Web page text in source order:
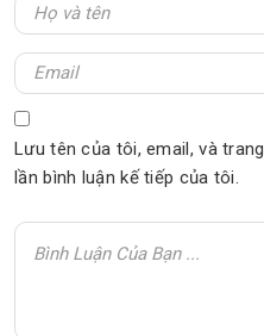
Lưu tên của tôi, email, và
lần bình luận kế tiếp của tôi.